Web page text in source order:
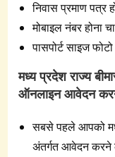
निवास प्रमाण पत्र
मोबाइल नंबर होना
पासपोर्ट साइज फोटो
मध्य प्रदेश राज्य
ऑनलाइन आवेदन
सबसे पहले आपको
अंतर्गत आवेदन